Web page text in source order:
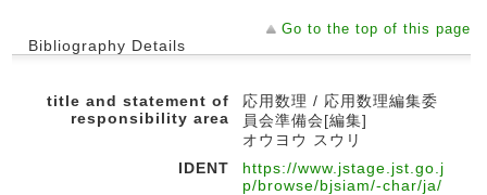
Go to the top of this page
Bibliography Details
title and statement of
responsibility area
応用数理 / 応用数理編集委
員会準備会[編集]
オウヨウ スウリ
IDENT
https://www.jstage.jst.go.j
p/browse/bjsiam/-char/ja/